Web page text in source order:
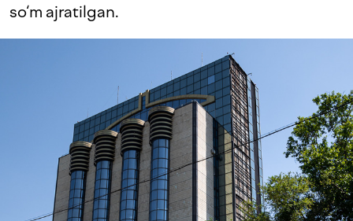
so‘m ajratilgan.